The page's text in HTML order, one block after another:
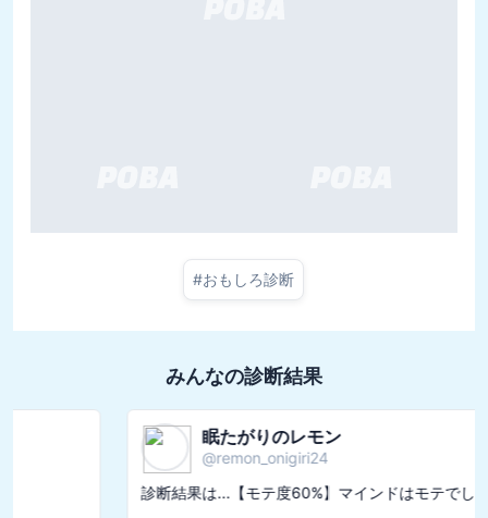
#おもしろ診断
みんなの診断結果
眠たがりのレモン
remon_onigiri24
診断結果は...【モテ度60%】マインドはモテでした